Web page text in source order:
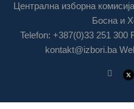
Централна изборна
Босна и
Telefon: +387(0)33 251 300
kontakt@izbori.ba